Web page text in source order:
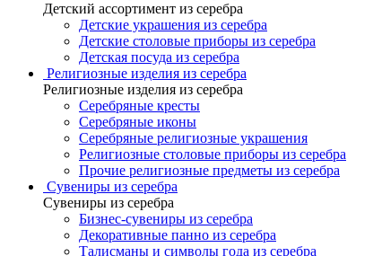
Детский ассортимент из серебра
Детские украшения из серебра
Детские столовые приборы из серебра
Детская посуда из серебра
Религиозные изделия из серебра
Религиозные изделия из серебра
Серебряные кресты
Серебряные иконы
Серебряные религиозные украшения
Религиозные столовые приборы из серебра
Прочие религиозные предметы из серебра
Сувениры из серебра
Сувениры из серебра
Бизнес-сувениры из серебра
Декоративные панно из серебра
Талисманы и символы года из серебра